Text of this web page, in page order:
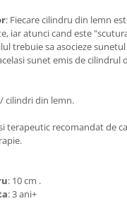
: Fiecare cilindru din lemn
iar atunci cand este
trebuie sa asocieze
sunet emis de cilindrul
cilindri din lemn.
terapeutic recomandat de
: 10 cm .
: 3 ani+